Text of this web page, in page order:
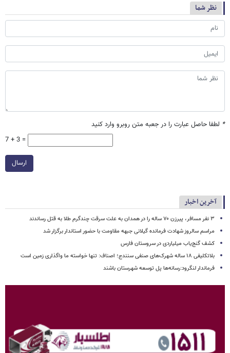
نظر شما
* لطفا حاصل عبارت را در جعبه متن روبرو وارد کنید
7 + 3 =
ارسال
آخرین اخبار
۳ نفر مسافر، پیرزن ۷۰ ساله را در همدان به علت سرقت چندگرم طلا به قتل رساندند
مراسم سالروز شهادت فرمانده گیلانی جبهه مقاومت با حضور استاندار برگزار شد
کشف گنج‌یاب میلیاردی در سروستان فارس
بلاتکلیفی ۱۸ ساله شهرک‌های صنفی سنندج؛ اصناف: تنها خواسته ما واگذاری زمین است
فرماندار لنگرود:رسانه‌ها پل توسعه شهرستان باشند